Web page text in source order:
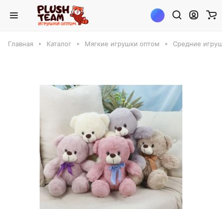
Главная Каталог Мягкие игрушки оптом Средние